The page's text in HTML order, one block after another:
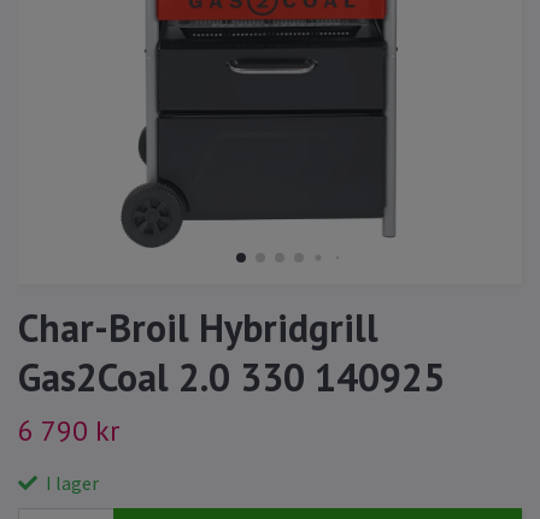
Char-Broil Hybridgrill
Gas2Coal 2.0 330 140925
6 790 kr
I lager